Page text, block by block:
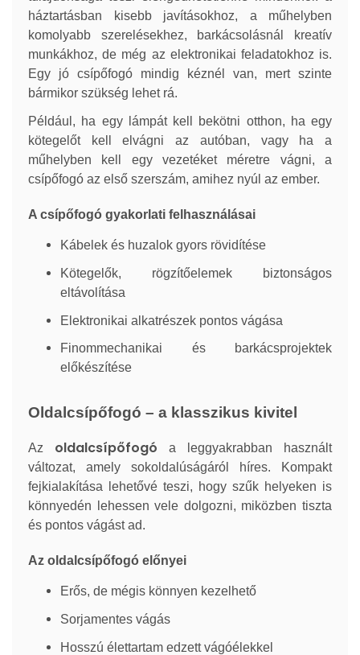
háztartásban kisebb javításokhoz, a műhelyben
komolyabb szerelésekhez, barkácsolásnál kreatív
munkákhoz, de még az elektronikai feladatokhoz is.
Egy jó csípőfogó mindig kéznél van, mert szinte
bármikor szükség lehet rá.
Például, ha egy lámpát kell bekötni otthon, ha egy
kötegelőt kell elvágni az autóban, vagy ha a
műhelyben kell egy vezetéket méretre vágni, a
csípőfogó az első szerszám, amihez nyúl az ember.
A csípőfogó gyakorlati felhasználásai
Kábelek és huzalok gyors rövidítése
Kötegelők, rögzítőelemek biztonságos
eltávolítása
Elektronikai alkatrészek pontos vágása
Finommechanikai és barkácsprojektek
előkészítése
Oldalcsípőfogó – a klasszikus kivitel
Az oldalcsípőfogó a leggyakrabban használt
változat, amely sokoldalúságáról híres. Kompakt
fejkialakítása lehetővé teszi, hogy szűk helyeken is
könnyedén lehessen vele dolgozni, miközben tiszta
és pontos vágást ad.
Az oldalcsípőfogó előnyei
Erős, de mégis könnyen kezelhető
Sorjamentes vágás
Hosszú élettartam edzett vágóélekkel